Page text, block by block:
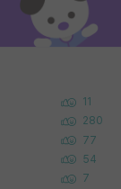
11
280
77
54
7